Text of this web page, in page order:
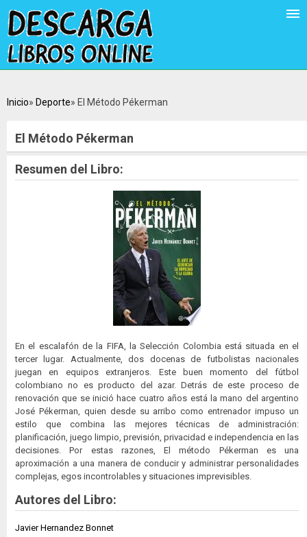
Inicio Deporte El Método Pékerman
El Método Pékerman
Resumen del Libro:
En el escalafón de la FIFA, la Selección Colombia está situada en el
tercer lugar. Actualmente, dos docenas de futbolistas nacionales
juegan en equipos extranjeros. Este buen momento del fútbol
colombiano no es producto del azar. Detrás de este proceso de
renovación que se inició hace cuatro años está la mano del argentino
José Pékerman, quien desde su arribo como entrenador impuso un
estilo que combina las mejores técnicas de administración:
planificación, juego limpio, previsión, privacidad e independencia en las
decisiones. Por estas razones, El método Pékerman es una
aproximación a una manera de conducir y administrar personalidades
complejas, egos incontrolables y situaciones imprevisibles.
Autores del Libro:
Javier Hernandez Bonnet